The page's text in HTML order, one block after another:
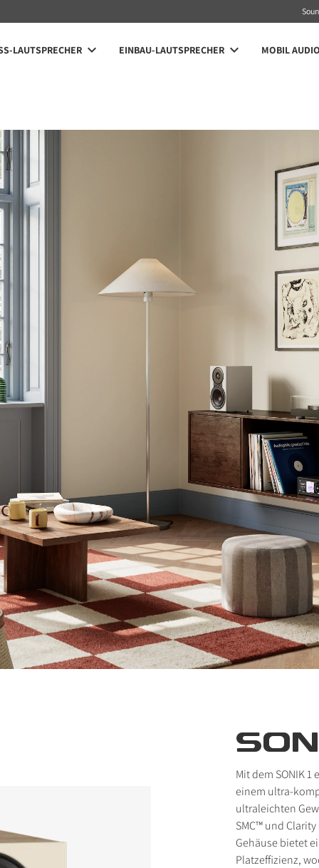
LAUTSPRECHER EINBAU-LAUTSPRECHER MOBIL
Mit dem SONIK
einem ultra-
ultraleichten
SMC™ und
Gehäuse bietet
Platzeffizienz,